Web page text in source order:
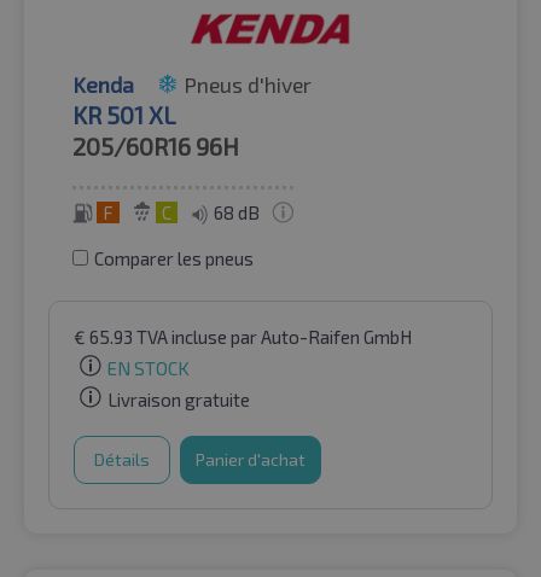
Kenda Pneus d'hiver
KR 501 XL
205/60R16 96H
F C 68 dB
Comparer les pneus
€ 65.93 TVA incluse par Auto-Raifen GmbH
EN STOCK
Livraison gratuite
Détails Panier d'achat